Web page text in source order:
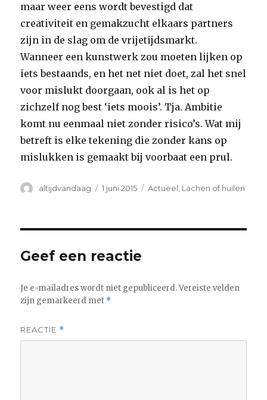
maar weer eens wordt bevestigd dat
creativiteit en gemakzucht elkaars partners
zijn in de slag om de vrijetijdsmarkt.
Wanneer een kunstwerk zou moeten lijken op
iets bestaands, en het net niet doet, zal het snel
voor mislukt doorgaan, ook al is het op
zichzelf nog best ‘iets moois’. Tja. Ambitie
komt nu eenmaal niet zonder risico’s. Wat mij
betreft is elke tekening die zonder kans op
mislukken is gemaakt bij voorbaat een prul.
Auteur
altijdvandaag
Geplaatst
1 juni 2015 Categorieën
Actueel Lachen of huilen
Geef een reactie
Je e-mailadres wordt niet gepubliceerd. Vereiste velden
zijn gemarkeerd met *
REACTIE *